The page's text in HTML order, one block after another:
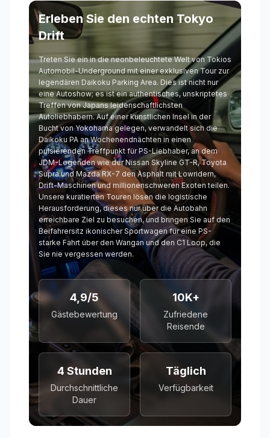
Erleben Sie den echten Tokyo
Drift
Treten Sie ein in die neonbeleuchtete Welt von Tokios
Automobil-Underground mit einer exklusiven Tour zur
legendären Daikoku Parking Area. Dies ist nicht nur
eine Autoshow; es ist ein authentisches, unskriptetes
Treffen von Japans leidenschaftlichsten
Autoliebhabern. Auf einer künstlichen Insel in der
Bucht von Yokohama gelegen, verwandelt sich die
Daikoku PA an Wochenendnächten in einen
pulsierenden Treffpunkt für PS-Liebhaber, an dem
JDM-Legenden wie der Nissan Skyline GT-R, Toyota
Supra und Mazda RX-7 den Asphalt mit Lowridern,
Drift-Maschinen und millionenschweren Exoten teilen.
Unsere kuratierten Touren lösen die logistische
Herausforderung, dieses nur über die Autobahn
erreichbare Ziel zu besuchen, und bringen Sie auf den
Beifahrersitz ikonischer Sportwagen für eine PS-
starke Fahrt über den Wangan und den C1 Loop, die
Sie nie vergessen werden.
4,9/5
Gästebewertung
10K+
Zufriedene
Reisende
4 Stunden
Durchschnittliche
Dauer
Täglich
Verfügbarkeit